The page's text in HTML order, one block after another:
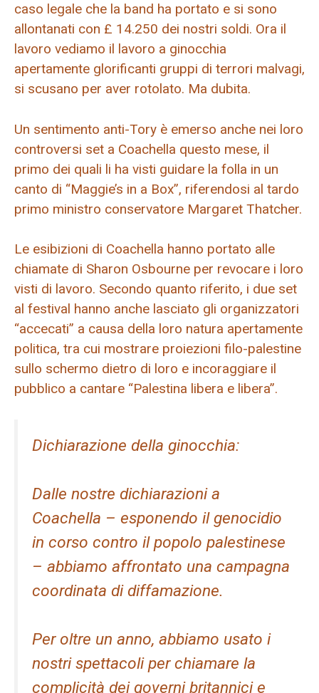
caso legale che la band ha portato e si sono
allontanati con £ 14.250 dei nostri soldi. Ora il
lavoro vediamo il lavoro a ginocchia
apertamente glorificanti gruppi di terrori malvagi,
si scusano per aver rotolato. Ma dubita.
Un sentimento anti-Tory è emerso anche nei loro
controversi set a Coachella questo mese, il
primo dei quali li ha visti guidare la folla in un
canto di “Maggie’s in a Box”, riferendosi al tardo
primo ministro conservatore Margaret Thatcher.
Le esibizioni di Coachella hanno portato alle
chiamate di Sharon Osbourne per revocare i loro
visti di lavoro. Secondo quanto riferito, i due set
al festival hanno anche lasciato gli organizzatori
“accecati” a causa della loro natura apertamente
politica, tra cui mostrare proiezioni filo-palestine
sullo schermo dietro di loro e incoraggiare il
pubblico a cantare “Palestina libera e libera”.
Dichiarazione della ginocchia:
Dalle nostre dichiarazioni a
Coachella – esponendo il genocidio
in corso contro il popolo palestinese
– abbiamo affrontato una campagna
coordinata di diffamazione.
Per oltre un anno, abbiamo usato i
nostri spettacoli per chiamare la
complicità dei governi britannici e